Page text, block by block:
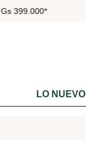
399.000*
LO NUEVO